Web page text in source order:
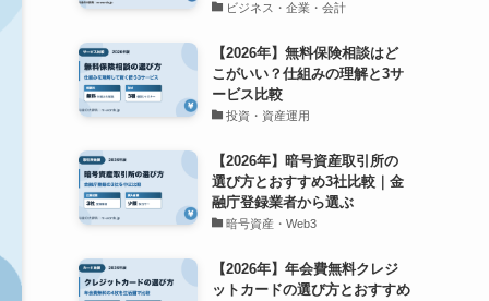
ビジネス・企業・会計
【2026年】無料保険相談はど
こがいい？仕組みの理解と3サ
ービス比較
投資・資産運用
【2026年】暗号資産取引所の
選び方とおすすめ3社比較｜金
融庁登録業者から選ぶ
暗号資産・Web3
【2026年】年会費無料クレジ
ットカードの選び方とおすすめ